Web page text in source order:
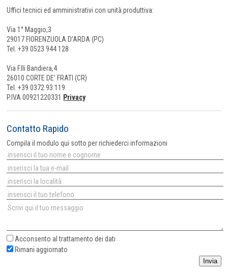
Uffici tecnici ed amministrativi con unità produttiva:
Via 1° Maggio,3
29017 FIORENZUOLA D’ARDA (PC)
Tel. +39 0523 944 128
Via F.lli Bandiera,4
26010 CORTE DE’ FRATI (CR)
Tel. +39 0372 93 119
P.IVA 00921220331 Privacy
Contatto Rapido
Compila il modulo qui sotto per richiederci informazioni
Acconsento altrattamento dei dati
Rimani aggiornato
Invia